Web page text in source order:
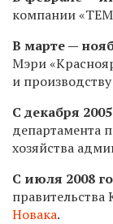
компании
В марте —
Мэри
и
С декабря
департамента
хозяйства
С июля 2008
правительства
Новака.